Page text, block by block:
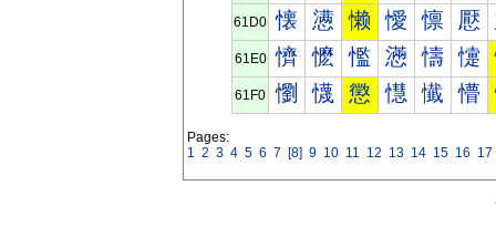
61D0 懐 懑 懒 懓 懔 懕
61E0 懠 懡 懢 懣 懤 懥
61F0 懰 懱 懲 懳 懴 懵
Pages:
1 2 3 4 5 6 7 [8] 9 10 11 12 13 14 15 16 17